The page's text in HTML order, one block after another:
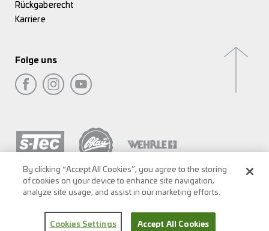
Rückgaberecht
Karriere
Folge uns
By clicking “Accept All Cookies”, you agree to the storing
of cookies on your device to enhance site navigation,
analyze site usage, and assist in our marketing efforts.
Cookies Settings Accept All Cookies